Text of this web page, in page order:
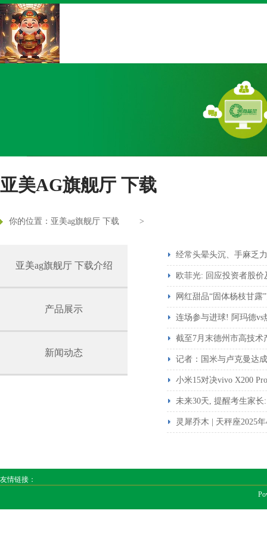
亚美AG旗舰厅 下载
你的位置： 亚美ag旗舰厅 下载 >
亚美ag旗舰厅 下载介绍
产品展示
新闻动态
经常头晕头沉、手麻乏
欧菲光: 回应投资者股
网红甜品“固体杨枝甘露
连场参与进球! 阿玛德vs
截至7月末德州市高技术
记者：国米与卢克曼达
小米15对决vivo X200
未来30天, 提醒考生家
灵犀乔木 | 天秤座2025
友情链接：